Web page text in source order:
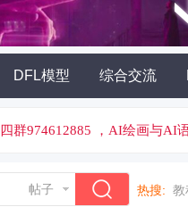
DFL模型 综合交流
群974612885 ，AI绘画与AI
帖子
热搜: 教